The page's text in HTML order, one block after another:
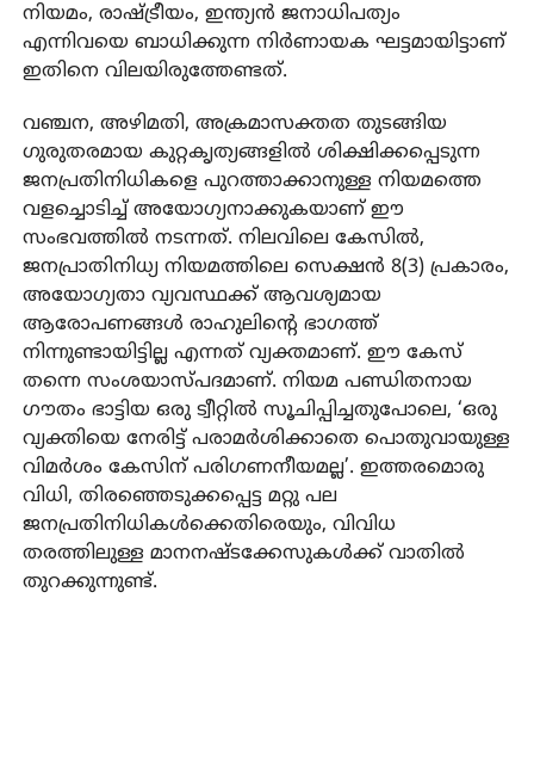
നിയമം, രാഷ്ട്രീയം, ഇന്ത്യന്‍ ജനാധിപത്യം
എന്നിവയെ ബാധിക്കുന്ന നിര്‍ണായക ഘട്ടമായിട്ടാണ്
ഇതിനെ വിലയിരുത്തേണ്ടത്.
വഞ്ചന, അഴിമതി, അക്രമാസക്തത തുടങ്ങിയ
ഗുരുതരമായ കുറ്റകൃത്യങ്ങളില്‍ ശിക്ഷിക്കപ്പെടുന്ന
ജനപ്രതിനിധികളെ പുറത്താക്കാനുള്ള നിയമത്തെ
വളച്ചൊടിച്ച് അയോഗ്യനാക്കുകയാണ് ഈ
സംഭവത്തില്‍ നടന്നത്. നിലവിലെ കേസില്‍,
ജനപ്രാതിനിധ്യ നിയമത്തിലെ സെക്ഷന്‍ 8(3) പ്രകാരം,
അയോഗ്യതാ വ്യവസ്ഥക്ക് ആവശ്യമായ
ആരോപണങ്ങള്‍ രാഹുലിന്റെ ഭാഗത്ത്
നിന്നുണ്ടായിട്ടില്ല എന്നത് വ്യക്തമാണ്. ഈ കേസ്
തന്നെ സംശയാസ്പദമാണ്. നിയമ പണ്ഡിതനായ
ഗൗതം ഭാട്ടിയ ഒരു ട്വീറ്റില്‍ സൂചിപ്പിച്ചതുപോലെ, ‘ഒരു
വ്യക്തിയെ നേരിട്ട് പരാമര്‍ശിക്കാതെ പൊതുവായുള്ള
വിമർശം കേസിന് പരിഗണനീയമല്ല’. ഇത്തരമൊരു
വിധി, തിരഞ്ഞെടുക്കപ്പെട്ട മറ്റു പല
ജനപ്രതിനിധികള്‍ക്കെതിരെയും, വിവിധ
തരത്തിലുള്ള മാനനഷ്ടക്കേസുകള്‍ക്ക് വാതില്‍
തുറക്കുന്നുണ്ട്.